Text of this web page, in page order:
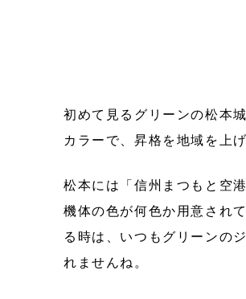
初めて見るグリーンの松本
カラーで、昇格を地域を上
松本には「信州まつもと空
機体の色が何色か用意され
る時は、いつもグリーンの
れませんね。